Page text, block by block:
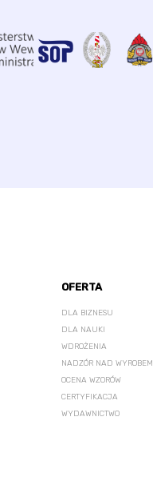
OFERTA
DLA BIZNESU
DLA NAUKI
WDROŻENIA
NADZÓR NAD WYROBEM
OCENA WZORÓW
CERTYFIKACJA
WYDAWNICTWO